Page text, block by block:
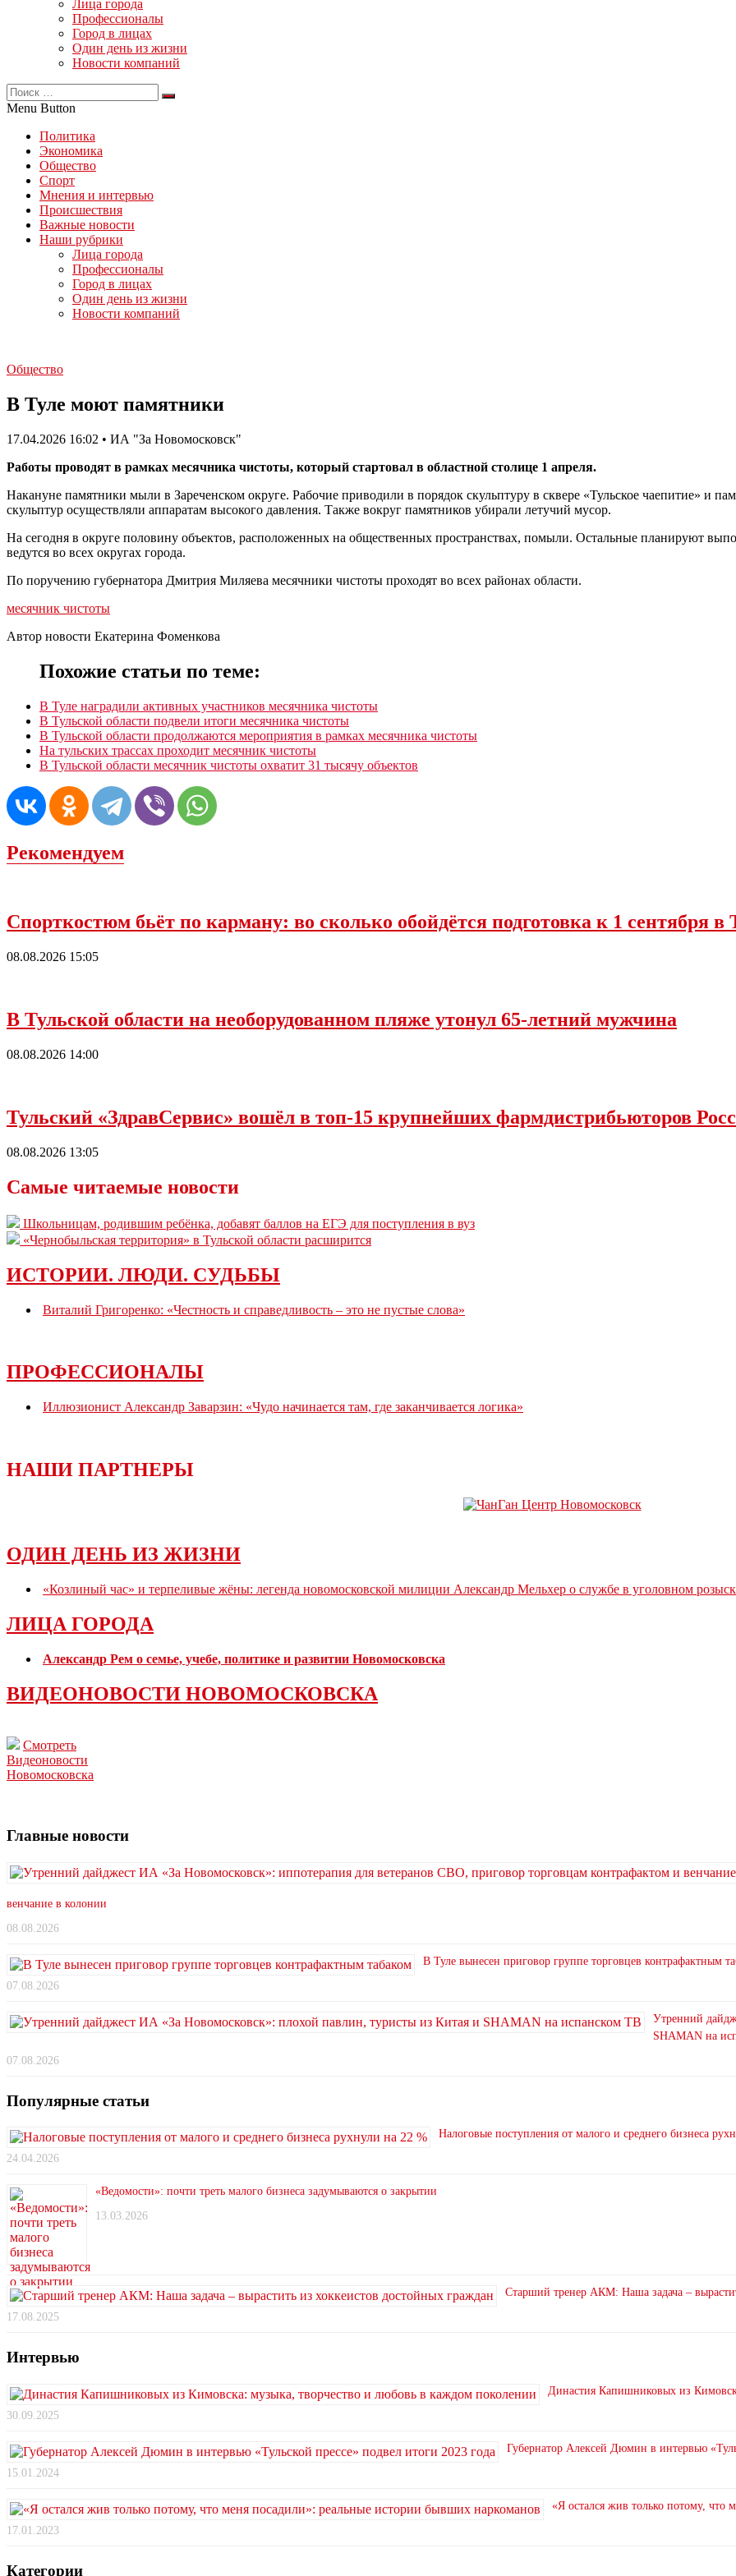
Лица города
Профессионалы
Город в лицах
Один день из жизни
Новости компаний
Menu Button
Политика
Экономика
Общество
Спорт
Мнения и интервью
Происшествия
Важные новости
Наши рубрики
Лица города
Профессионалы
Город в лицах
Один день из жизни
Новости компаний
Общество
В Туле моют памятники
17.04.2026 16:02 • ИА "За Новомосковск"
Работы проводят в рамках месячника чистоты, который стартовал в областной столице 1 апреля.
Накануне памятники мыли в Зареченском округе. Рабочие приводили в порядок скульптуру в сквере «Тульское чаепитие» и
скульптур осуществляли аппаратам высокого давления. Также вокруг памятников убирали летучий мусор.
На сегодня в округе половину объектов, расположенных на общественных пространствах, помыли. Остальные планируют
ведутся во всех округах города.
По поручению губернатора Дмитрия Миляева месячники чистоты проходят во всех районах области.
месячник чистоты
Автор новости Екатерина Фоменкова
Похожие статьи по теме:
В Туле наградили активных участников месячника чистоты
В Тульской области подвели итоги месячника чистоты
В Тульской области продолжаются мероприятия в рамках месячника чистоты
На тульских трассах проходит месячник чистоты
В Тульской области месячник чистоты охватит 31 тысячу объектов
Рекомендуем
Спорткостюм бьёт по карману: во сколько обойдётся подготовка к 1 сентября в
08.08.2026 15:05
В Тульской области на необорудованном пляже утонул 65-летний мужчина
08.08.2026 14:00
Тульский «ЗдравСервис» вошёл в топ-15 крупнейших фармдистрибьюторов
08.08.2026 13:05
Самые читаемые новости
Школьницам, родившим ребёнка, добавят баллов на ЕГЭ для поступления в вуз
«Чернобыльская территория» в Тульской области расширится
ИСТОРИИ. ЛЮДИ. СУДЬБЫ
Виталий Григоренко: «Честность и справедливость – это не пустые слова»
ПРОФЕССИОНАЛЫ
Иллюзионист Александр Заварзин: «Чудо начинается там, где заканчивается логика»
НАШИ ПАРТНЕРЫ
ОДИН ДЕНЬ ИЗ ЖИЗНИ
«Козлиный час» и терпеливые жёны: легенда новомосковской милиции Александр Мельхер о службе в уголовном
ЛИЦА ГОРОДА
Александр Рем о семье, учебе, политике и развитии Новомосковска
ВИДЕОНОВОСТИ НОВОМОСКОВСКА
Смотреть
Видеоновости
Новомосковска
Главные новости
венчание в колонии
08.08.2026
В Туле вынесен приговор группе торговцев контрафактным
07.08.2026
Утренний
SHAMAN на
07.08.2026
Популярные статьи
Налоговые поступления от малого и среднего бизнеса
24.04.2026
«Ведомости»: почти треть малого бизнеса задумываются о закрытии
13.03.2026
Старший тренер АКМ: Наша задача –
17.08.2025
Интервью
Династия Капишниковых из
30.09.2025
Губернатор Алексей Дюмин в интервью
15.01.2024
«Я остался жив только потому, что
17.01.2023
Категории